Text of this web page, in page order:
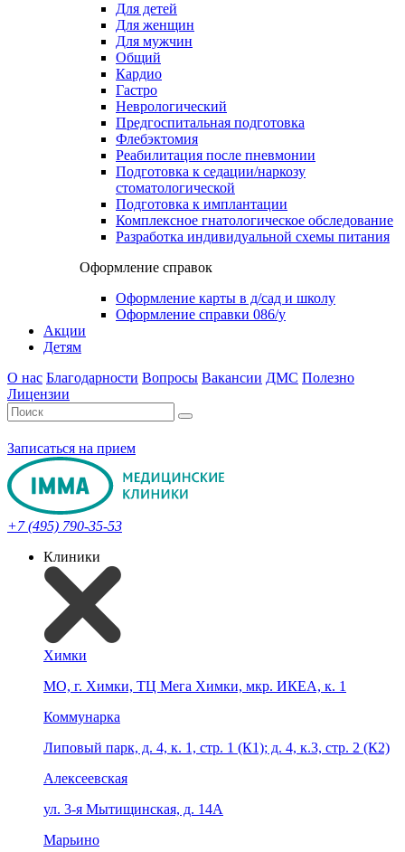
Для детей
Для женщин
Для мужчин
Общий
Кардио
Гастро
Неврологический
Предгоспитальная подготовка
Флебэктомия
Реабилитация после пневмонии
Подготовка к седации/наркозу
стоматологической
Подготовка к имплантации
Комплексное гнатологическое обследование
Разработка индивидуальной схемы питания
Оформление справок
Оформление карты в д/сад и школу
Оформление справки 086/у
Акции
Детям
О нас Благодарности Вопросы Вакансии ДМС Полезно
Лицензии
Записаться на прием
+7 (495) 790-35-53
Клиники
Химки
МО, г. Химки, ТЦ Мега Химки, мкр. ИКЕА, к. 1
Коммунарка
Липовый парк, д. 4, к. 1, стр. 1 (К1); д. 4, к.3, стр. 2 (К2)
Алексеевская
ул. 3-я Мытищинская, д. 14А
Марьино